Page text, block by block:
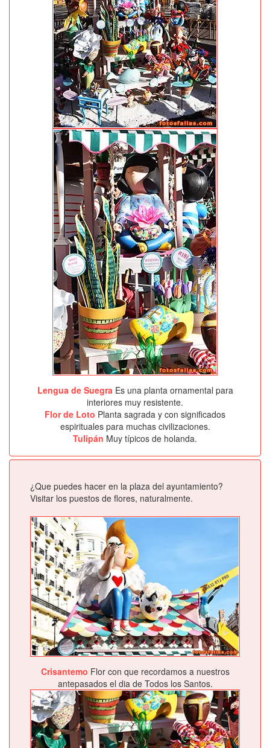
Lengua de Suegra Es una planta ornamental para
interiores muy resistente.
Flor de Loto Planta sagrada y con significados
espirituales para muchas civilizaciones.
Tulipán Muy típicos de holanda.
¿Que puedes hacer en la plaza del ayuntamiento?
Visitar los puestos de flores, naturalmente.
Crisantemo Flor con que recordamos a nuestros
antepasados el dia de Todos los Santos.